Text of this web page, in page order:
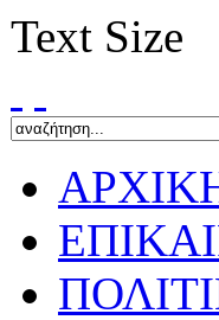
Text Size